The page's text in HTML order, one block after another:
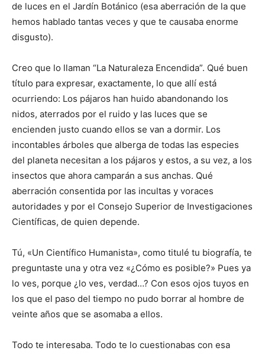
de luces en el Jardín Botánico (esa aberración de la que
hemos hablado tantas veces y que te causaba enorme
disgusto).
Creo que lo llaman “La Naturaleza Encendida”. Qué buen
título para expresar, exactamente, lo que allí está
ocurriendo: Los pájaros han huido abandonando los
nidos, aterrados por el ruido y las luces que se
encienden justo cuando ellos se van a dormir. Los
incontables árboles que alberga de todas las especies
del planeta necesitan a los pájaros y estos, a su vez, a los
insectos que ahora camparán a sus anchas. Qué
aberración consentida por las incultas y voraces
autoridades y por el Consejo Superior de Investigaciones
Científicas, de quien depende.
Tú, «Un Científico Humanista», como titulé tu biografía, te
preguntaste una y otra vez «¿Cómo es posible?» Pues ya
lo ves, porque ¿lo ves, verdad…? Con esos ojos tuyos en
los que el paso del tiempo no pudo borrar al hombre de
veinte años que se asomaba a ellos.
Todo te interesaba. Todo te lo cuestionabas con esa